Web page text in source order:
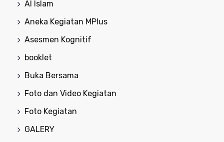
Al Islam
Aneka Kegiatan MPlus
Asesmen Kognitif
booklet
Buka Bersama
Foto dan Video Kegiatan
Foto Kegiatan
GALERY